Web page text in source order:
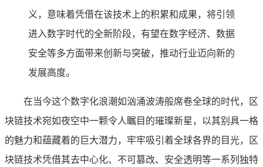
义，意味着凭借在该技术上的积累和成果，将引领
进入数字时代的全新阶段，有望在数字经济、数据
安全等多方面带来创新与突破，推动行业迈向新的
发展高度。
在当今这个数字化浪潮如汹涌波涛般席卷全球的时代，区
块链技术宛如夜空中一颗令人瞩目的璀璨新星，以其别具一格
的魅力和蕴藏着的巨大潜力，牢牢吸引着全球各界的目光，区
块链技术凭借其去中心化、不可篡改、安全透明等一系列独特